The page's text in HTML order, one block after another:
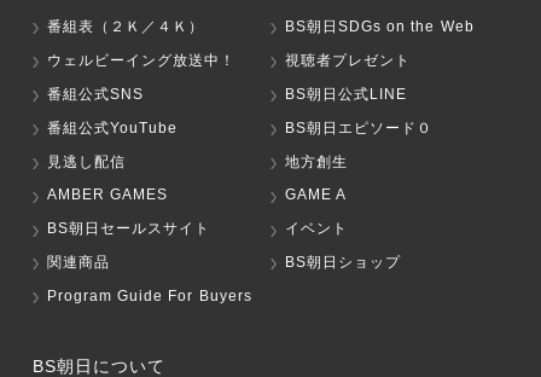
番組表（２Ｋ／４Ｋ）
BS朝日SDGs on the Web
ウェルビーイング放送中！
視聴者プレゼント
番組公式SNS
BS朝日公式LINE
番組公式YouTube
BS朝日エピソード０
見逃し配信
地方創生
AMBER GAMES
GAME A
BS朝日セールスサイト
イベント
関連商品
BS朝日ショップ
Program Guide For Buyers
BS朝日について